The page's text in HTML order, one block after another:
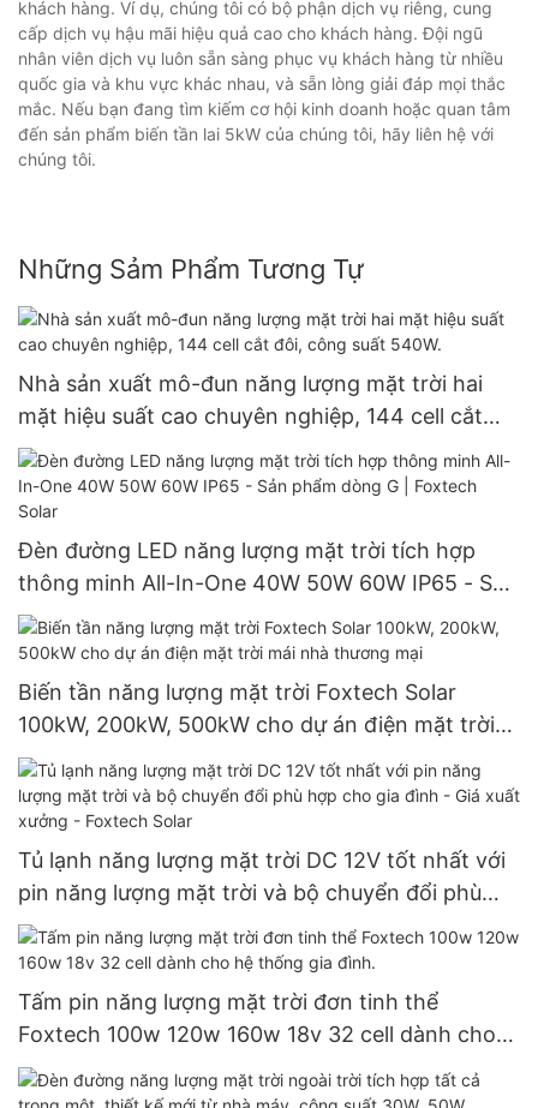
khách hàng. Ví dụ, chúng tôi có bộ phận dịch vụ riêng, cung
cấp dịch vụ hậu mãi hiệu quả cao cho khách hàng. Đội ngũ
nhân viên dịch vụ luôn sẵn sàng phục vụ khách hàng từ nhiều
quốc gia và khu vực khác nhau, và sẵn lòng giải đáp mọi thắc
mắc. Nếu bạn đang tìm kiếm cơ hội kinh doanh hoặc quan tâm
đến sản phẩm biến tần lai 5kW của chúng tôi, hãy liên hệ với
chúng tôi.
Những Sảm Phẩm Tương Tự
Nhà sản xuất mô-đun năng lượng mặt trời hai
mặt hiệu suất cao chuyên nghiệp, 144 cell cắt
đôi, công suất 540W.
Đèn đường LED năng lượng mặt trời tích hợp
thông minh All-In-One 40W 50W 60W IP65 - Sản
phẩm dòng G | Foxtech Solar
Biến tần năng lượng mặt trời Foxtech Solar
100kW, 200kW, 500kW cho dự án điện mặt trời
mái nhà thương mại
Tủ lạnh năng lượng mặt trời DC 12V tốt nhất với
pin năng lượng mặt trời và bộ chuyển đổi phù
hợp cho gia đình - Giá xuất xưởng - Foxtech
Solar
Tấm pin năng lượng mặt trời đơn tinh thể
Foxtech 100w 120w 160w 18v 32 cell dành cho
hệ thống gia đình.